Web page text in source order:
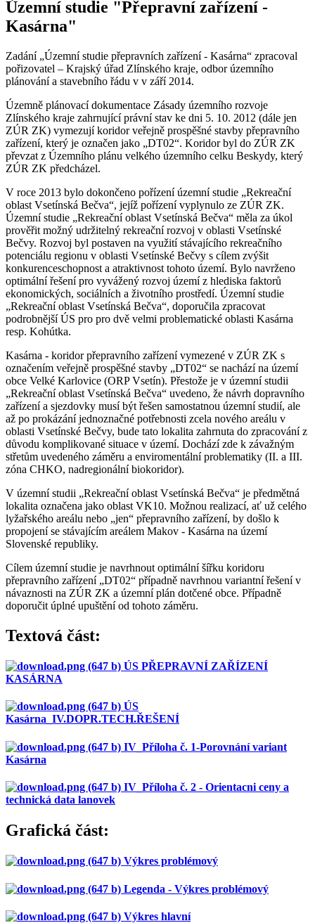
Územní studie "Přepravní zařízení -
Kasárna"
Zadání „Územní studie přepravních zařízení - Kasárna“ zpracoval
pořizovatel – Krajský úřad Zlínského kraje, odbor územního
plánování a stavebního řádu v v září 2014.
Územně plánovací dokumentace Zásady územního rozvoje
Zlínského kraje zahrnující právní stav ke dni 5. 10. 2012 (dále jen
ZÚR ZK) vymezují koridor veřejně prospěšné stavby přepravního
zařízení, který je označen jako „DT02“. Koridor byl do ZÚR ZK
převzat z Územního plánu velkého územního celku Beskydy, který
ZÚR ZK předcházel.
V roce 2013 bylo dokončeno pořízení územní studie „Rekreační
oblast Vsetínská Bečva“, jejíž pořízení vyplynulo ze ZÚR ZK.
Územní studie „Rekreační oblast Vsetínská Bečva“ měla za úkol
prověřit možný udržitelný rekreační rozvoj v oblasti Vsetínské
Bečvy. Rozvoj byl postaven na využití stávajícího rekreačního
potenciálu regionu v oblasti Vsetínské Bečvy s cílem zvýšit
konkurenceschopnost a atraktivnost tohoto území. Bylo navrženo
optimální řešení pro vyvážený rozvoj území z hlediska faktorů
ekonomických, sociálních a životního prostředí. Územní studie
„Rekreační oblast Vsetínská Bečva“, doporučila zpracovat
podrobnější ÚS pro pro dvě velmi problematické oblasti Kasárna
resp. Kohútka.
Kasárna - koridor přepravního zařízení vymezené v ZÚR ZK s
označením veřejně prospěšné stavby „DT02“ se nachází na území
obce Velké Karlovice (ORP Vsetín). Přestože je v územní studii
„Rekreační oblast Vsetínská Bečva“ uvedeno, že návrh dopravního
zařízení a sjezdovky musí být řešen samostatnou územní studií, ale
až po prokázání jednoznačné potřebnosti zcela nového areálu v
oblasti Vsetínské Bečvy, bude tato lokalita zahrnuta do zpracování z
důvodu komplikované situace v území. Dochází zde k závažným
střetům uvedeného záměru a enviromentální problematiky (II. a III.
zóna CHKO, nadregionální biokoridor).
V územní studii „Rekreační oblast Vsetínská Bečva“ je předmětná
lokalita označena jako oblast VK10. Možnou realizací, ať už celého
lyžařského areálu nebo „jen“ přepravního zařízení, by došlo k
propojení se stávajícím areálem Makov - Kasárna na území
Slovenské republiky.
Cílem územní studie je navrhnout optimální šířku koridoru
přepravního zařízení „DT02“ případně navrhnou variantní řešení v
návaznosti na ZÚR ZK a územní plán dotčené obce. Případně
doporučit úplné upuštění od tohoto záměru.
Textová část:
ÚS PŘEPRAVNÍ ZAŘÍZENÍ
KASÁRNA
ÚS
Kasárna_IV.DOPR.TECH.ŘEŠENÍ
IV_Příloha č. 1-Porovnání variant
Kasárna
IV_Příloha č. 2 - Orientacni ceny a
technická data lanovek
Grafická část:
Výkres problémový
Legenda - Výkres problémový
Výkres hlavní